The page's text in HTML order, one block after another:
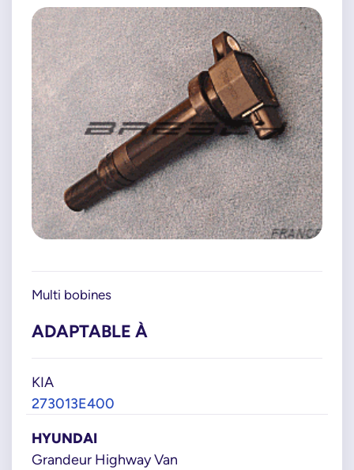
Multi bobines
ADAPTABLE À
KIA
273013E400
HYUNDAI
Grandeur Highway Van